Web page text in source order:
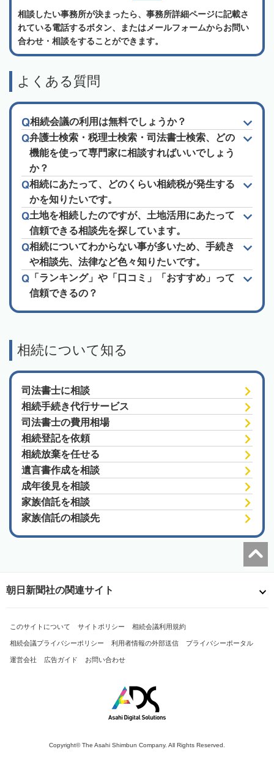
相談したい事務所が決まったら、事務所詳細ページに記載さ
れている電話するボタン、またはメールフォームからお問い
合わせ・相談をすることができます。
よくある質問
相続会議の利用は無料でしょうか？
弁護士検索・税理士検索・司法書士検索、どの
機能を使って専門家に相談すればいいでしょう
か？
相続にあたって、どのくらい相続税が発生する
かを知りたいです。
土地を相続したのですが、土地活用にあたって
信頼できる相談先を探しています。
相続についてわからない事が多いため、手続き
や相談先、法律など色々知りたいです。
「ランキング」や「口コミ」「おすすめ」って
信頼できるの？
相続について知る
司法書士に相談
相続手続き代行サービス
司法書士の費用相場
相続登記を依頼
相続放棄を任せる
遺言書作成を相談
成年後見を相談
家族信託を相談
家族信託の相談先
朝日新聞社の関連サイト
このサイトについて サイトポリシー 相続会議利用規約
相続会議プライバシーポリシー 利用者情報の外部送信 プライバシーポータル
運営会社 広告ガイド お問い合わせ
Copyright© The Asahi Shimbun Company. All Rights Reserved.